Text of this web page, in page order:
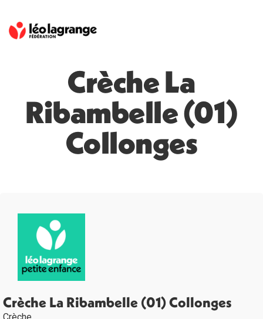
Crèche La
Ribambelle (01)
Collonges
Crèche La Ribambelle (01) Collonges